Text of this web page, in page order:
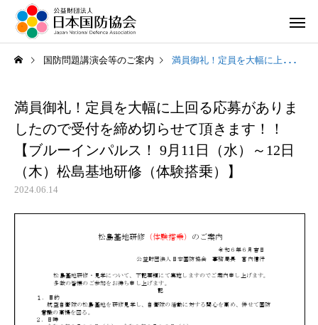
国防問題講演会等のご案内 満員御礼！定員を大幅に上回る応募がありましたので受付を締め切らせて頂きます！！【ブルーインパルス！ 9月11日（水）～12日（木）松島基地研修（体験搭乗）】
満員御礼！定員を大幅に上回る応募がありま
したので受付を締め切らせて頂きます！！
【ブルーインパルス！ 9月11日（水）～12日
（木）松島基地研修（体験搭乗）】
2024.06.14